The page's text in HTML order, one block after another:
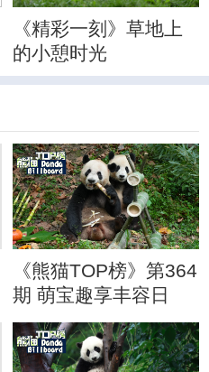
《精彩一刻》草地上
的小憩时光
《熊猫TOP榜》第364
期 萌宝趣享丰容日